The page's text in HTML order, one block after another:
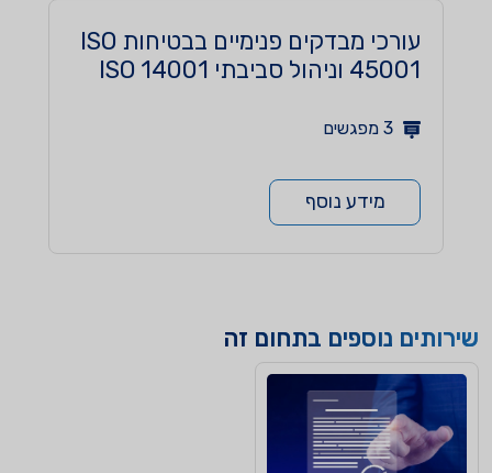
עורכי מבדקים פנימיים בבטיחות ISO
45001 וניהול סביבתי ISO 14001
3מפגשים
מידע נוסף
שירותים נוספים בתחום זה